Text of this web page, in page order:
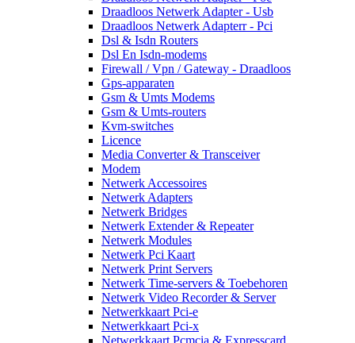
Draadloos Netwerk Adapter - Usb
Draadloos Netwerk Adapterr - Pci
Dsl & Isdn Routers
Dsl En Isdn-modems
Firewall / Vpn / Gateway - Draadloos
Gps-apparaten
Gsm & Umts Modems
Gsm & Umts-routers
Kvm-switches
Licence
Media Converter & Transceiver
Modem
Netwerk Accessoires
Netwerk Adapters
Netwerk Bridges
Netwerk Extender & Repeater
Netwerk Modules
Netwerk Pci Kaart
Netwerk Print Servers
Netwerk Time-servers & Toebehoren
Netwerk Video Recorder & Server
Netwerkkaart Pci-e
Netwerkkaart Pci-x
Netwerkkaart Pcmcia & Expresscard